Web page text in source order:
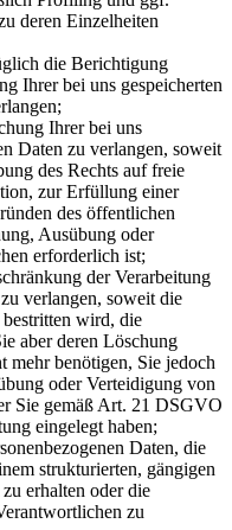
deren Einzelheiten
die Berichtigung
Ihrer bei uns gespeicherten
Ihrer bei uns
Daten zu verlangen, soweit
des Rechts auf freie
zur Erfüllung einer
des öffentlichen
Ausübung oder
erforderlich ist;
der Verarbeitung
verlangen, soweit die
wird, die
aber deren Löschung
mehr benötigen, Sie jedoch
oder Verteidigung von
Sie gemäß Art. 21 DSGVO
eingelegt haben;
Daten, die
strukturierten, gängigen
erhalten oder die
zu